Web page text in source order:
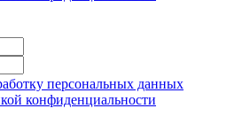
персональных данных
конфиденциальности